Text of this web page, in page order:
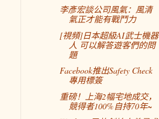
李彥宏談公司風氣：風清
氣正才能有戰鬥力
[視頻]日本超級AI武士機器
人 可以解答遊客們的問
題
Facebook推出Safety Check
專用標簽
重磅！上海2幅宅地成交，
競得者100%自持70年~